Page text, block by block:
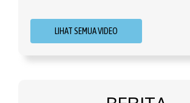
LIHAT SEMUA VIDEO